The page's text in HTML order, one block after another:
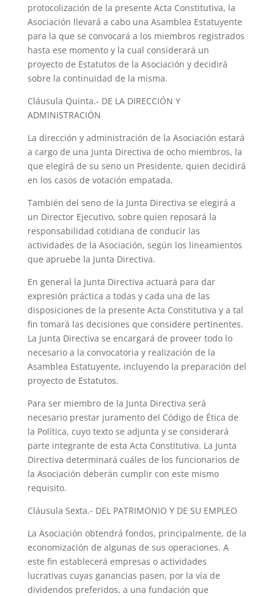
protocolización de la presente Acta Constitutiva, la
Asociación llevará a cabo una Asamblea Estatuyente
para la que se convocará a los miembros registrados
hasta ese momento y la cual considerará un
proyecto de Estatutos de la Asociación y decidirá
sobre la continuidad de la misma.
Cláusula Quinta.- DE LA DIRECCIÓN Y
ADMINISTRACIÓN
La dirección y administración de la Asociación estará
a cargo de una Junta Directiva de ocho miembros, la
que elegirá de su seno un Presidente, quien decidirá
en los casos de votación empatada.
También del seno de la Junta Directiva se elegirá a
un Director Ejecutivo, sobre quien reposará la
responsabilidad cotidiana de conducir las
actividades de la Asociación, según los lineamientos
que apruebe la Junta Directiva.
En general la Junta Directiva actuará para dar
expresión práctica a todas y cada una de las
disposiciones de la presente Acta Constitutiva y a tal
fin tomará las decisiones que considere pertinentes.
La Junta Directiva se encargará de proveer todo lo
necesario a la convocatoria y realización de la
Asamblea Estatuyente, incluyendo la preparación del
proyecto de Estatutos.
Para ser miembro de la Junta Directiva será
necesario prestar juramento del Código de Ética de
la Política, cuyo texto se adjunta y se considerará
parte integrante de esta Acta Constitutiva. La Junta
Directiva determinará cuáles de los funcionarios de
la Asociación deberán cumplir con este mismo
requisito.
Cláusula Sexta.- DEL PATRIMONIO Y DE SU EMPLEO
La Asociación obtendrá fondos, principalmente, de la
economización de algunas de sus operaciones. A
este fin establecerá empresas o actividades
lucrativas cuyas ganancias pasen, por la vía de
dividendos preferidos, a una fundación que